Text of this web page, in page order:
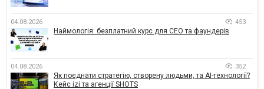
04.08.2026 453
Наймологія: безплатний курс для CEO та фаундерів
04.08.2026 352
Як поєднати стратегію, створену людьми, та AI-технології?
Кейс izi та агенції SHOTS